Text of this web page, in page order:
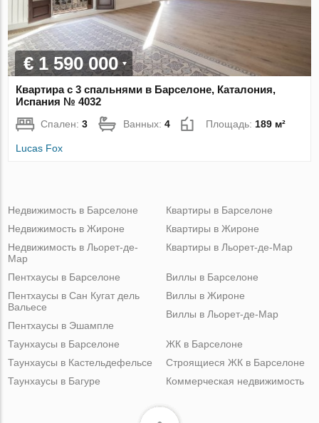
€ 1 590 000
Квартира с 3 спальнями в Барселоне, Каталония,
Испания № 4032
Спален:3 Ванных:4 Площадь: 189 м²
Lucas Fox
Недвижимость в Барселоне
Недвижимость в Жироне
Недвижимость в Льорет-де-
Мар
Квартиры в Барселоне
Квартиры в Жироне
Квартиры в Льорет-де-Мар
Пентхаусы в Барселоне
Пентхаусы в Сан Кугат дель
Вальесе
Пентхаусы в Эшампле
Виллы в Барселоне
Виллы в Жироне
Виллы в Льорет-де-Мар
Таунхаусы в Барселоне
Таунхаусы в Кастельдефельсе
Таунхаусы в Багуре
ЖК в Барселоне
Строящиеся ЖК в Барселоне
Коммерческая недвижимость